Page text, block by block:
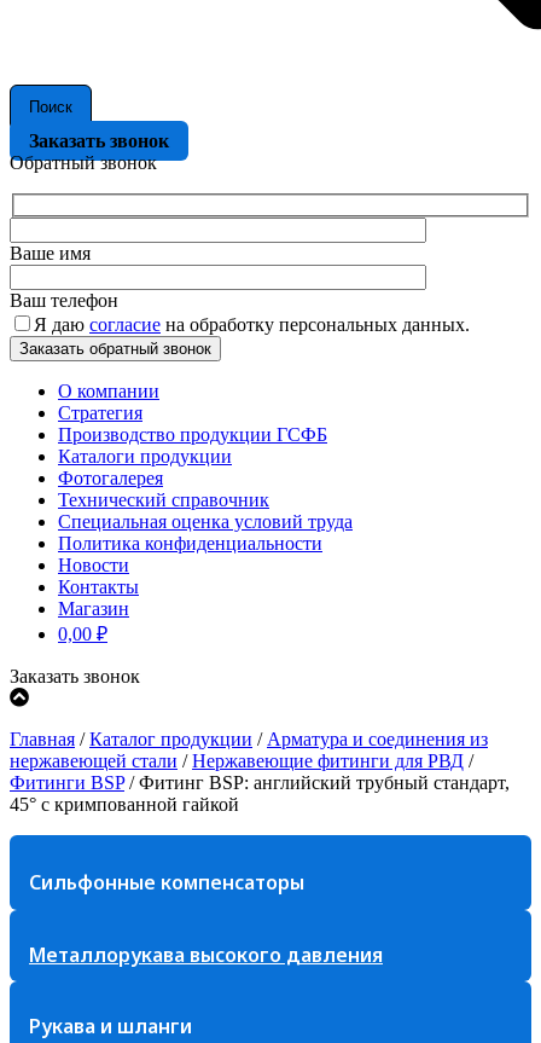
Поиск
Заказать звонок
Обратный звонок
Ваше имя
Ваш телефон
Я даю согласие на обработку персональных данных.
О компании
Стратегия
Производство продукции ГСФБ
Каталоги продукции
Фотогалерея
Технический справочник
Специальная оценка условий труда
Политика конфиденциальности
Новости
Контакты
Магазин
0,00 ₽
Заказать звонок
Главная /Каталог продукции / Арматура и соединения из
нержавеющей стали /Нержавеющие фитинги для РВД /
Фитинги BSP/Фитинг BSP: английский трубный стандарт,
45° с кримпованной гайкой
Сильфонные компенсаторы
Металлорукава высокого давления
Рукава и шланги